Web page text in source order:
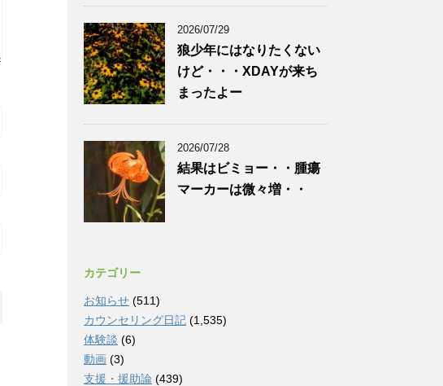
2026/07/29
狼少年にはなりたくない
けど・・・XDAYが来ち
まったよー
2026/07/28
結果はビミョー・・腫瘍
マーカーは微々増・・
カテゴリー
お知らせ (511)
カウンセリング日記 (1,535)
体験談 (6)
動画 (3)
支援・援助論 (439)